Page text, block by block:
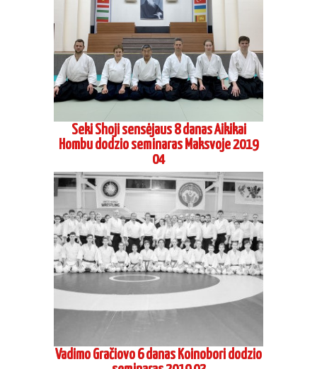
Seki Shoji sensėjaus 8 danas Aikikai
Hombu dodzio seminaras Maksvoje 2019
04
Vadimo Gračiovo 6 danas Koinobori dodzio
seminaras 2019 03